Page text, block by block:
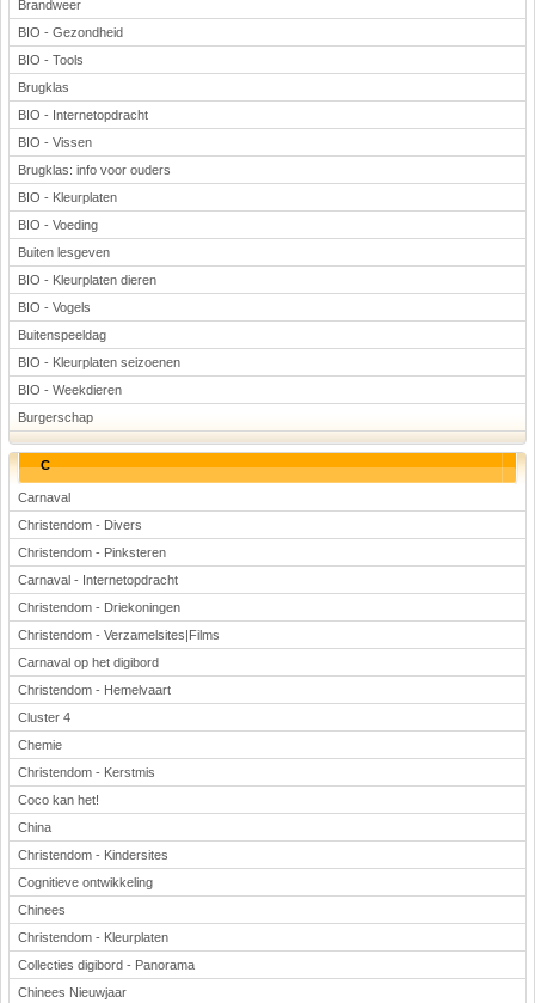
Brandweer
BIO - Gezondheid
BIO - Tools
Brugklas
BIO - Internetopdracht
BIO - Vissen
Brugklas: info voor ouders
BIO - Kleurplaten
BIO - Voeding
Buiten lesgeven
BIO - Kleurplaten dieren
BIO - Vogels
Buitenspeeldag
BIO - Kleurplaten seizoenen
BIO - Weekdieren
Burgerschap
C
Carnaval
Christendom - Divers
Christendom - Pinksteren
Carnaval - Internetopdracht
Christendom - Driekoningen
Christendom - Verzamelsites|Films
Carnaval op het digibord
Christendom - Hemelvaart
Cluster 4
Chemie
Christendom - Kerstmis
Coco kan het!
China
Christendom - Kindersites
Cognitieve ontwikkeling
Chinees
Christendom - Kleurplaten
Collecties digibord - Panorama
Chinees Nieuwjaar